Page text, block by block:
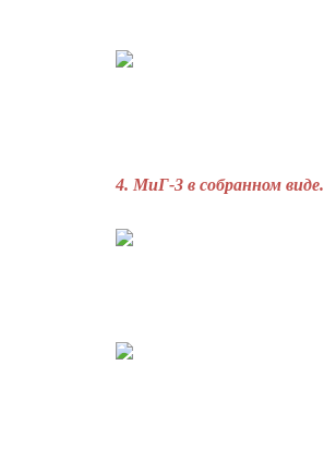
4. МиГ-3 в собранном виде.